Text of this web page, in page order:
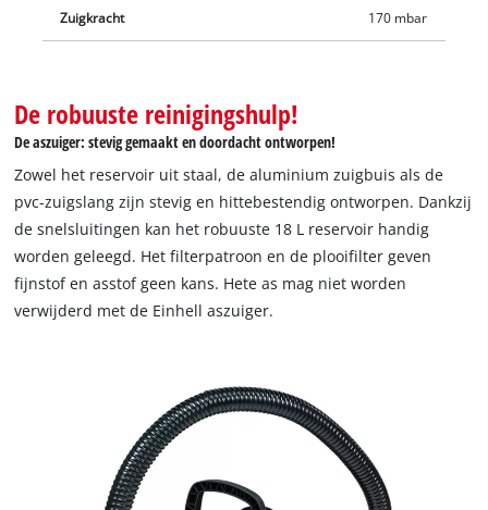
Zuigkracht 170 mbar
De robuuste reinigingshulp!
De aszuiger: stevig gemaakt en doordacht ontworpen!
Zowel het reservoir uit staal, de aluminium zuigbuis als de
pvc-zuigslang zijn stevig en hittebestendig ontworpen. Dankzij
de snelsluitingen kan het robuuste 18 L reservoir handig
worden geleegd. Het filterpatroon en de plooifilter geven
fijnstof en asstof geen kans. Hete as mag niet worden
verwijderd met de Einhell aszuiger.